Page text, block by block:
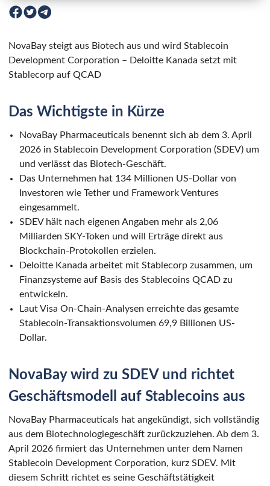
NovaBay steigt aus Biotech aus und wird Stablecoin
Development Corporation – Deloitte Kanada setzt mit
Stablecorp auf QCAD
Das Wichtigste in Kürze
NovaBay Pharmaceuticals benennt sich ab dem 3. April
2026 in Stablecoin Development Corporation (SDEV) um
und verlässt das Biotech-Geschäft.
Das Unternehmen hat 134 Millionen US-Dollar von
Investoren wie Tether und Framework Ventures
eingesammelt.
SDEV hält nach eigenen Angaben mehr als 2,06
Milliarden SKY-Token und will Erträge direkt aus
Blockchain-Protokollen erzielen.
Deloitte Kanada arbeitet mit Stablecorp zusammen, um
Finanzsysteme auf Basis des Stablecoins QCAD zu
entwickeln.
Laut Visa On-Chain-Analysen erreichte das gesamte
Stablecoin-Transaktionsvolumen 69,9 Billionen US-
Dollar.
NovaBay wird zu SDEV und richtet
Geschäftsmodell auf Stablecoins aus
NovaBay Pharmaceuticals hat angekündigt, sich vollständig
aus dem Biotechnologiegeschäft zurückzuziehen. Ab dem 3.
April 2026 firmiert das Unternehmen unter dem Namen
Stablecoin Development Corporation, kurz SDEV. Mit
diesem Schritt richtet es seine Geschäftstätigkeit